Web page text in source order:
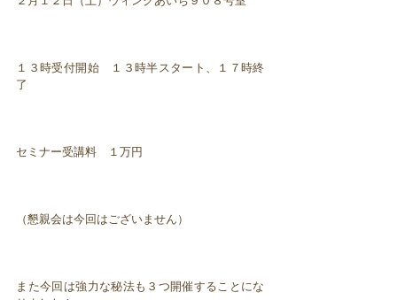
１３時受付開始 １３時半スタート、１７時終
了
セミナー受講料 １万円
（懇親会は今回はございません）
また今回は強力な秘法も３つ開催することにな